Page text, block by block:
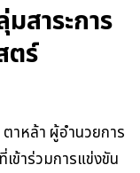
สาระการ
ตร์
าหล้า ผู้อำนวยการ
เข้าร่วมการแข่งขัน